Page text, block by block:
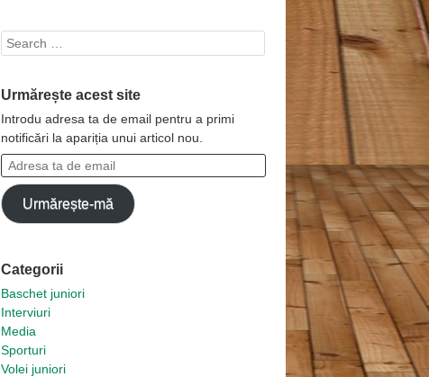
Search
Urmărește acest site
Introdu adresa ta de email pentru a primi
notificări la apariția unui articol nou.
Adresa
ta
de
email
Urmărește-mă
Categorii
Baschet juniori
Interviuri
Media
Sporturi
Volei juniori